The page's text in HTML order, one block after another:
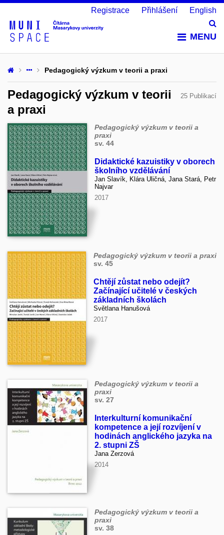
MENU
Registrace Přihlášení English
Pedagogický výzkum v teorii a praxi
25 Publikací
Pedagogický výzkum v teorii
a praxi
Pedagogický výzkum v teorii a
praxi
sv. 44
Didaktické kazuistiky v oborech
školního vzdělávání
Jan Slavík, Klára Uličná, Jana Stará, Petr
Najvar
2017
Pedagogický výzkum v teorii a praxi
sv. 45
Chtějí zůstat nebo odejít?
Začínající učitelé v českých
základních školách
Světlana Hanušová
2017
Pedagogický výzkum v teorii a
praxi
sv. 27
Interkulturní komunikační
kompetence a její rozvíjení v
hodinách anglického jazyka na
2. stupni ZŠ
Jana Zerzová
2014
Pedagogický výzkum v teorii a
praxi
sv. 38